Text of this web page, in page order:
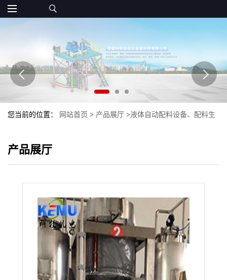
您当前的位置： 网站首页 > 产品展厅 >液体自动配料设备、配料生
产品展厅